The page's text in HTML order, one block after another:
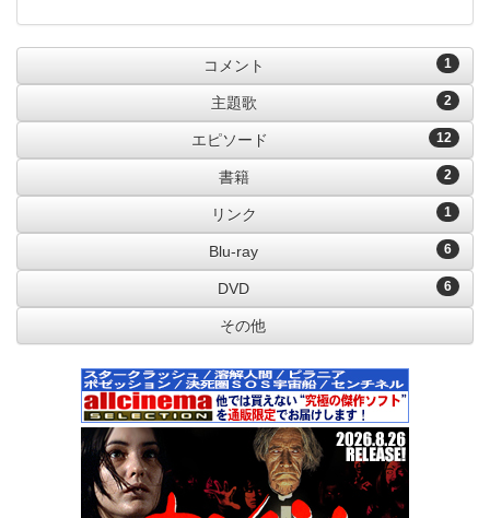
1
コメント
2
主題歌
12
エピソード
2
書籍
1
リンク
6
Blu-ray
6
DVD
その他